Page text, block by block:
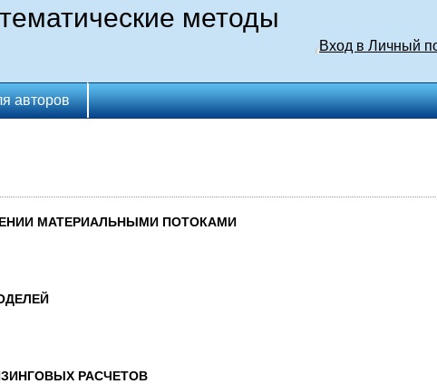
методы
Вход в Личный
авторов
МАТЕРИАЛЬНЫМИ ПОТОКАМИ
РАСЧЕТОВ